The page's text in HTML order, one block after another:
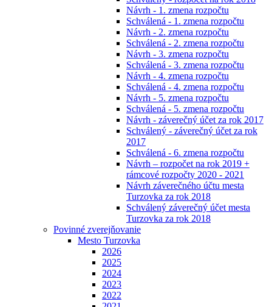
Návrh - 1. zmena rozpočtu
Schválená - 1. zmena rozpočtu
Návrh - 2. zmena rozpočtu
Schválená - 2. zmena rozpočtu
Návrh - 3. zmena rozpočtu
Schválená - 3. zmena rozpočtu
Návrh - 4. zmena rozpočtu
Schválená - 4. zmena rozpočtu
Návrh - 5. zmena rozpočtu
Schválená - 5. zmena rozpočtu
Návrh - záverečný účet za rok 2017
Schválený - záverečný účet za rok
2017
Schválená - 6. zmena rozpočtu
Návrh – rozpočet na rok 2019 +
rámcové rozpočty 2020 - 2021
Návrh záverečného účtu mesta
Turzovka za rok 2018
Schválený záverečný účet mesta
Turzovka za rok 2018
Povinné zverejňovanie
Mesto Turzovka
2026
2025
2024
2023
2022